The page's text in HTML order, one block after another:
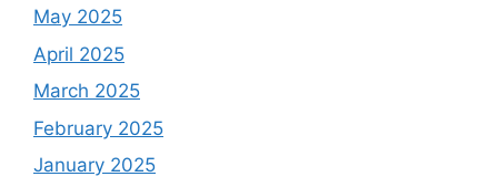
May 2025
April 2025
March 2025
February 2025
January 2025